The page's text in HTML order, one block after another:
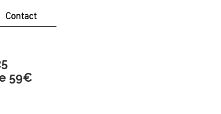
Contact
59€